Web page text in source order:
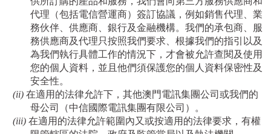
代理（包括電信營運商）簽訂協議，例如銷售代理、業
務伙伴、供應商、銀行及金融機構。我們的承包商、服
務供應商及代理只按照我們要求、根據我們的指引以及
為我們執行具體工作的情況下，才會被允許查閱及使用
您的個人資料，並且他們須保護您的個人資料保密性及
安全性。
(ii) 在適用的法律允許下，其他澳門電訊集團公司或我們的
母公司（中信國際電訊集團有限公司）。
(iii) 在適用的法律允許範圍內又或按適用的法律要求，有權